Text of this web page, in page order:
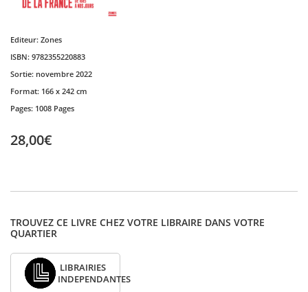
Editeur: Zones
ISBN: 9782355220883
Sortie: novembre 2022
Format: 166 x 242 cm
Pages: 1008 Pages
28,00€
TROUVEZ CE LIVRE CHEZ VOTRE LIBRAIRE DANS VOTRE
QUARTIER
LIBRAIRIES
INDEPENDANTES